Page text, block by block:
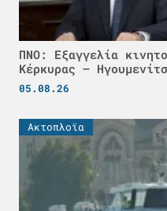
ΠΝΟ: Εξαγγελία
Κέρκυρας –
05.08.26
Ακτοπλοϊα